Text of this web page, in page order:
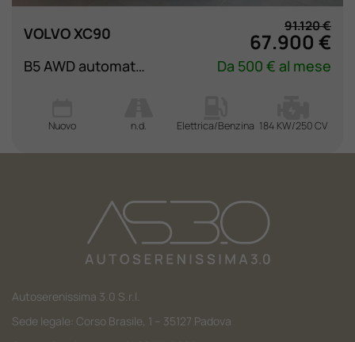
VOLVO XC90 91.120 €
67.900 €
B5 AWD automatico 7 posti Plus Bright Da 500 € al mese
Nuovo n.d. Elettrica/Benzina 184 KW/250 CV
Autoserenissima 3.0 S.r.l.
Sede legale: Corso Brasile, 1 – 35127 Padova